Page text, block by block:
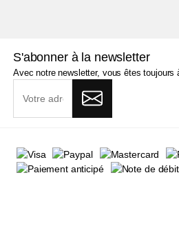
S'abonner à la newsletter
Avec notre newsletter, vous êtes toujours